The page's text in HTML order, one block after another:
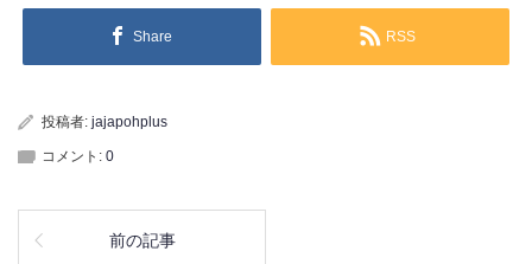
Share RSS
投稿者: jajapohplus
コメント: 0
前の記事